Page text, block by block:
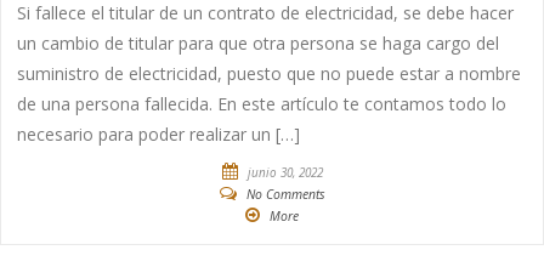
Si fallece el titular de un contrato de electricidad, se debe hacer
un cambio de titular para que otra persona se haga cargo del
suministro de electricidad, puesto que no puede estar a nombre
de una persona fallecida. En este artículo te contamos todo lo
necesario para poder realizar un […]
junio 30, 2022
No Comments
More